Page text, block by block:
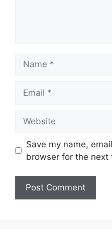
Save my name,
browser for the next